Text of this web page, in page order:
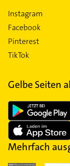
Instagram
Facebook
Pinterest
TikTok
Gelbe Seiten
Mehrfach